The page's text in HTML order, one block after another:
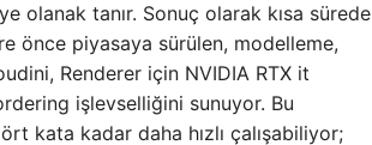
olanak tanır. Sonuç olarak kısa sürede
önce piyasaya sürülen, modelleme,
Renderer için NVIDIA RTX it
işlevselliğini sunuyor. Bu
kata kadar daha hızlı çalışabiliyor;